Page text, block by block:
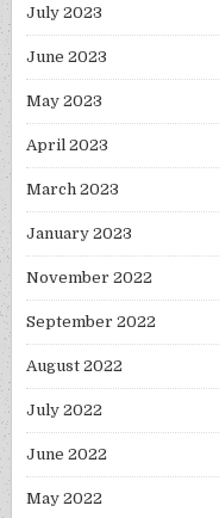
July 2023
June 2023
May 2023
April 2023
March 2023
January 2023
November 2022
September 2022
August 2022
July 2022
June 2022
May 2022